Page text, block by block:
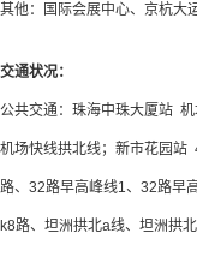
其他：国际会展中心、京杭大
交通状况：
公共交通：珠海中珠大厦站
机场快线拱北线；新市花园
路、32路早高峰线1、32路早
k8路、坦洲拱北a线、坦洲拱